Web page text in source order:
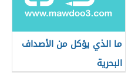
ما الذي يؤكل من الأصداف
البحرية